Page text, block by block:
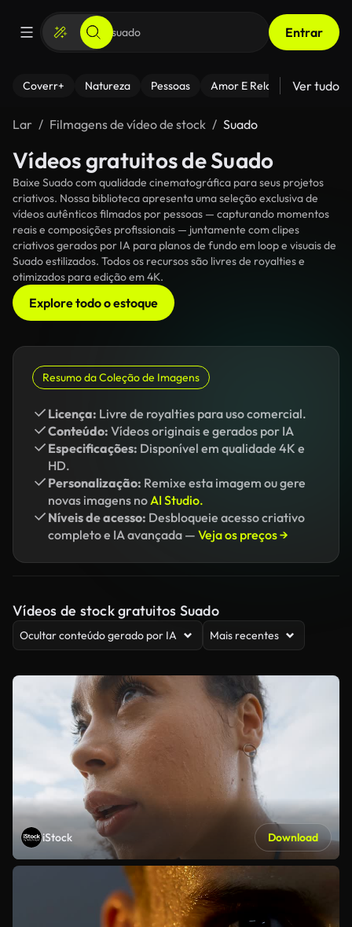
Entrar
Coverr+ Natureza Pessoas Amor E Relacionamentos
Ver tudo
Lar Filmagens de vídeo de stock Suado
Vídeos gratuitos de Suado
Baixe Suado com qualidade cinematográfica para seus projetos
criativos. Nossa biblioteca apresenta uma seleção exclusiva de
vídeos autênticos filmados por pessoas — capturando momentos
reais e composições profissionais — juntamente com clipes
criativos gerados por IA para planos de fundo em loop e visuais de
Suado estilizados. Todos os recursos são livres de royalties e
otimizados para edição em 4K.
Explore todo o estoque
Resumo da Coleção de Imagens
Licença: Livre de royalties para uso comercial.
Conteúdo: Vídeos originais e gerados por IA
Especificações: Disponível em qualidade 4K e
HD.
Personalização: Remixe esta imagem ou gere
novas imagens noAI Studio.
Níveis de acesso: Desbloqueie acesso criativo
completo e IA avançada — Veja os preços →
Vídeos de stock gratuitos Suado
Ocultar conteúdo gerado por IA Mais recentes
iStock Download